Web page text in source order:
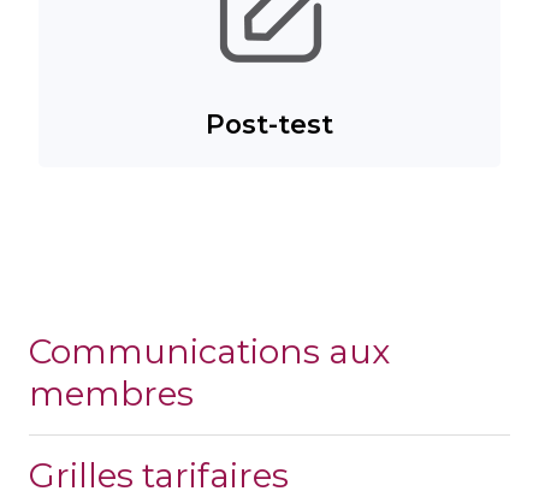
Post-test
Communications aux
membres
Grilles tarifaires